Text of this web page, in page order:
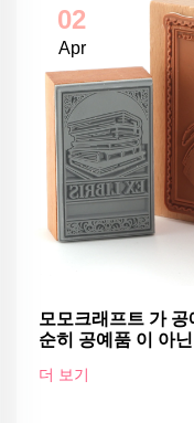
02
Apr
모모크래프트 가
순히 공예품 이 아
더 보기